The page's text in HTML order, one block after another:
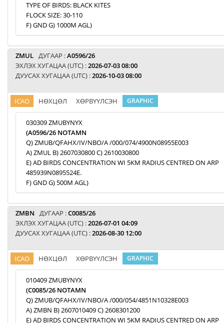
TYPE OF BIRDS: BLACK KITES
FLOCK SIZE: 30-110
F) GND G) 1000M AGL)
ZMUL ДУГААР :A0596/26
ЭХЛЭХ ХУГАЦАА (UTC) :2026-07-03 08:00
ДУУСАХ ХУГАЦАА (UTC) :2026-10-03 08:00
ICAO НӨХЦӨЛ ХӨРВҮҮЛСЭН GRAPHIC
030309 ZMUBYNYX
(A0596/26 NOTAMN
Q) ZMUB/QFAHX/IV/NBO/A /000/074/4900N08955E003
A) ZMUL B) 2607030800 C) 2610030800
E) AD BIRDS CONCENTRATION WI 5KM RADIUS CENTRED ON ARP
485939N0895524E.
F) GND G) 500M AGL)
ZMBN ДУГААР :C0085/26
ЭХЛЭХ ХУГАЦАА (UTC) :2026-07-01 04:09
ДУУСАХ ХУГАЦАА (UTC) :2026-08-30 12:00
ICAO НӨХЦӨЛ ХӨРВҮҮЛСЭН GRAPHIC
010409 ZMUBYNYX
(C0085/26 NOTAMN
Q) ZMUB/QFAHX/IV/NBO/A /000/054/4851N10328E003
A) ZMBN B) 2607010409 C) 2608301200
E) AD BIRDS CONCENTRATION WI 5KM RADIUS CENTRED ON ARP